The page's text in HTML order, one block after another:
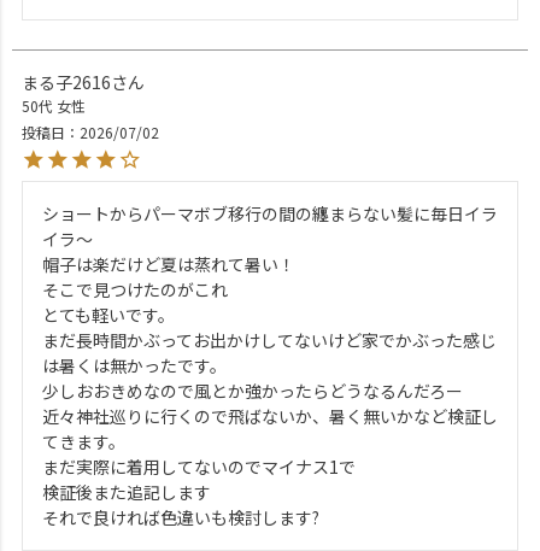
まる子2616
50代 女性
投稿日
2026/07/02
ショートからパーマボブ移行の間の纏まらない髪に毎日イラ
イラ～
帽子は楽だけど夏は蒸れて暑い！
そこで見つけたのがこれ
とても軽いです。
まだ長時間かぶってお出かけしてないけど家でかぶった感じ
は暑くは無かったです。
少しおおきめなので風とか強かったらどうなるんだろー
近々神社巡りに行くので飛ばないか、暑く無いかなど検証し
てきます。
まだ実際に着用してないのでマイナス1で
検証後また追記します
それで良ければ色違いも検討します?